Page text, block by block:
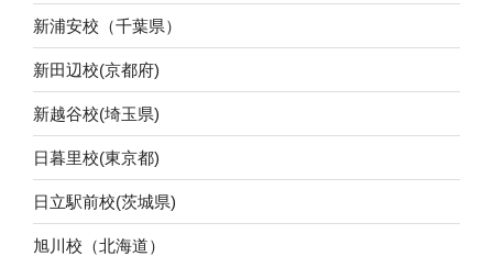
新浦安校（千葉県）
新田辺校(京都府)
新越谷校(埼玉県)
日暮里校(東京都)
日立駅前校(茨城県)
旭川校（北海道）